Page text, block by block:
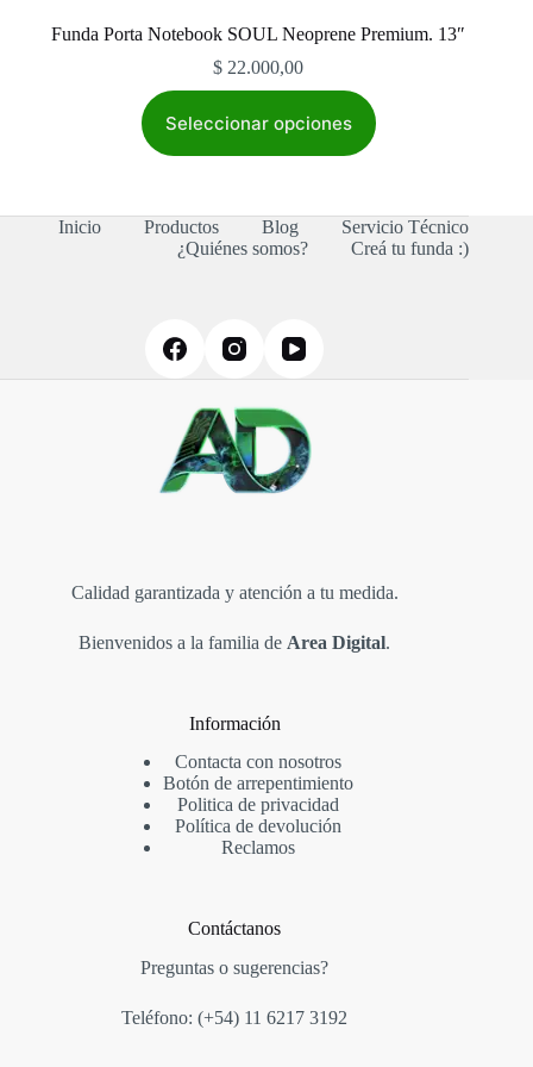
Funda Porta Notebook SOUL Neoprene Premium. 13″
$ 22.000,00
Seleccionar opciones
producto
opciones
se
página
de
Inicio Productos Blog
Servicio Técnico
¿Quiénes somos?
Creá tu funda :)
Calidad garantizada y atención a tu medida.
Bienvenidos a la familia de Area Digital.
Información
Contacta con nosotros
Botón de arrepentimiento
Politica de privacidad
Política de devolución
Reclamos
Contáctanos
Preguntas o sugerencias?
Teléfono: (+54) 11 6217 3192